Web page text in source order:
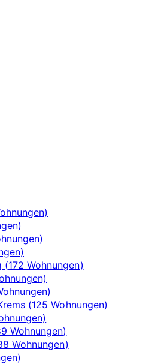
Wohnungen)
(125 Wohnungen)
Wohnungen)
Wohnungen)